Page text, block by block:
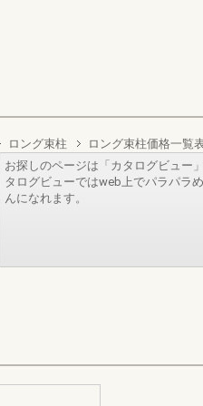
ロング束柱
ロング束柱価格一覧
お探しのページは「カタログビュー
タログビューではweb上でパラパラ
んになれます。